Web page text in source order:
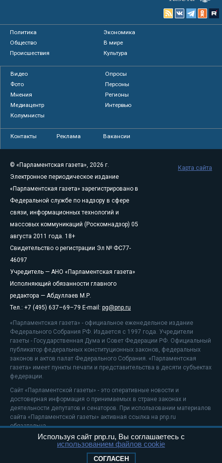
Политика
Экономика
Общество
В мире
Происшествия
Культура
Видео
Опросы
Фото
Персоны
Мнения
Регионы
Медиацентр
Интервью
Колумнисты
Контакты Реклама Вакансии
© «Парламентская газета», 2026 г.
Электронное периодическое издание
«Парламентская газета» зарегистрировано в
Федеральной службе по надзору в сфере
связи, информационных технологий и
массовых коммуникаций (Роскомнадзор) 05
августа 2011 года. 18+
Свидетельство о регистрации Эл № ФС77-
46097
Учредитель — АНО «Парламентская газета»
Исполняющий обязанности главного
редактора — Абдуллаев М.Р.
Тел.: +7 (495) 637–69–79 E-mail: pg@pnp.ru
«Парламентская газета» - официальное еженедельное издание
Федерального Собрания РФ. Издается с 1997 года. Учредители
газеты - Государственная Дума и Совет Федерации РФ. Официальный
публикатор федеральных конституционных законов, федеральных
законов и актов палат Федерального Собрания. «Парламентская
газета» имеет пункты печати и представительства в десяти субъектах
федерации.
Сайт «Парламентской газеты» - это оперативные новости и
достоверная информация о принимаемых в стране законах и
деятельности депутатов и сенаторов. При использовании материалов
сайта «Парламентской газеты» активная ссылка на pnp.ru
обязательна.
На информационном ресурсе применяютсярекомендательные
Положение о защите персональных данных
Карта сайта
Используя сайт pnp.ru, Вы соглашаетесь с
использованием файлов cookie
СОГЛАСЕН